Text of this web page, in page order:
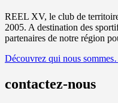
REEL XV, le club de
2005. A destination des
partenaires de notre région
Découvrez qui nous
contactez-nous